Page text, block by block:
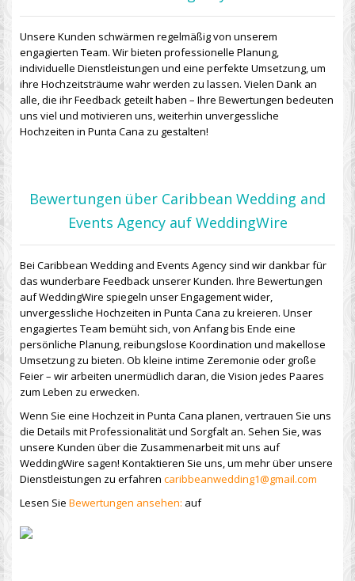
Unsere Kunden schwärmen regelmäßig von unserem
engagierten Team. Wir bieten professionelle Planung,
individuelle Dienstleistungen und eine perfekte Umsetzung, um
ihre Hochzeitsträume wahr werden zu lassen. Vielen Dank an
alle, die ihr Feedback geteilt haben – Ihre Bewertungen bedeuten
uns viel und motivieren uns, weiterhin unvergessliche
Hochzeiten in Punta Cana zu gestalten!
Bewertungen über Caribbean Wedding and
Events Agency auf WeddingWire
Bei Caribbean Wedding and Events Agency sind wir dankbar für
das wunderbare Feedback unserer Kunden. Ihre Bewertungen
auf WeddingWire spiegeln unser Engagement wider,
unvergessliche Hochzeiten in Punta Cana zu kreieren. Unser
engagiertes Team bemüht sich, von Anfang bis Ende eine
persönliche Planung, reibungslose Koordination und makellose
Umsetzung zu bieten. Ob kleine intime Zeremonie oder große
Feier – wir arbeiten unermüdlich daran, die Vision jedes Paares
zum Leben zu erwecken.
Wenn Sie eine Hochzeit in Punta Cana planen, vertrauen Sie uns
die Details mit Professionalität und Sorgfalt an. Sehen Sie, was
unsere Kunden über die Zusammenarbeit mit uns auf
WeddingWire sagen! Kontaktieren Sie uns, um mehr über unsere
Dienstleistungen zu erfahren caribbeanwedding1@gmail.com
Lesen Sie Bewertungen ansehen: auf